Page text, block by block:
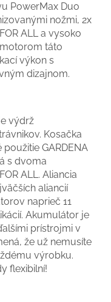
PowerMax Duo
nožmi, 2x
ALL a vysoko
táto
výkon s
dizajnom.
výdrž
Kosačka
GARDENA
s dvoma
ALL. Aliancia
aliancií
naprieč 11
Akumulátor je
prístrojmi v
že už nemusíte
výrobku.
flexibilní!